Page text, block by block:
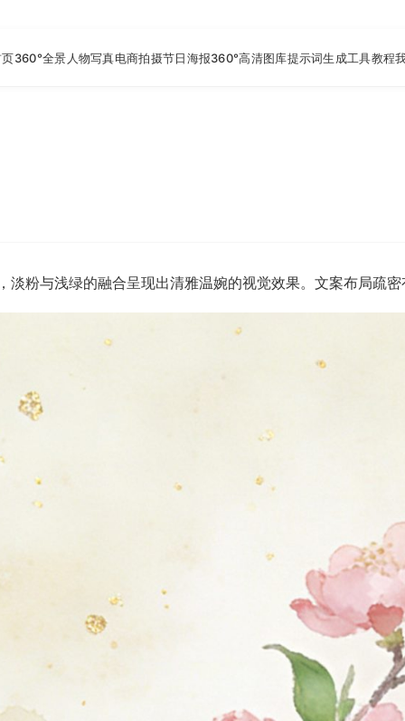
360°全景 人物写真电商拍摄节日海报360°高清图库提示词生成工具教程
粉与浅绿的融合呈现出清雅温婉的视觉效果。文案布局疏